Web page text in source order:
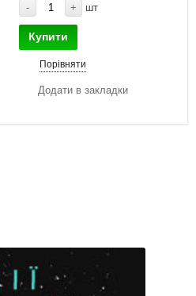
- + шт
Купити
Порівняти
Додати в закладки